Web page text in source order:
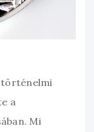
történelmi
a
Mi